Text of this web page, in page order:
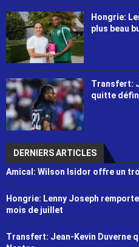
Hongrie:
plus beau
Transfert:
quitte
DERNIERS ARTICLES
Amical: Wilson Isidor offre un
Hongrie: Lenny Joseph
mois de juillet
Transfert: Jean-Kevin Duverne